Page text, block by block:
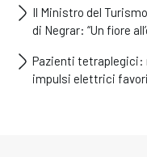
Il Ministro del
di Negrar: “Un fiore
Pazienti tetraplegici:
impulsi elettrici